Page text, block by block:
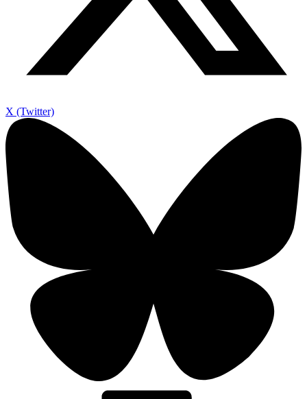
X (Twitter)